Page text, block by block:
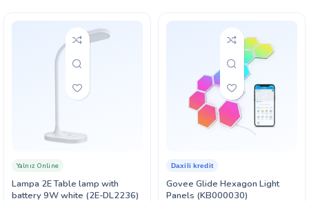
Lampa 2E Table lamp with
battery 9W white (2E-DL2236)
Yalnız Online
Govee Glide Hexagon Light
Panels (KB000030)
Daxili kredit